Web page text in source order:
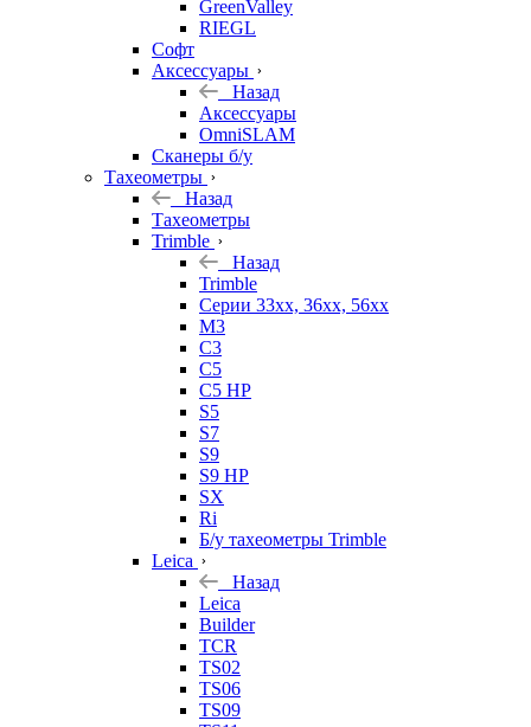
GreenValley
RIEGL
Софт
Аксессуары
Назад
Аксессуары
OmniSLAM
Сканеры б/у
Тахеометры
Назад
Тахеометры
Trimble
Назад
Trimble
Серии 33xx, 36xx, 56xx
M3
C3
C5
C5 HP
S5
S7
S9
S9 HP
SX
Ri
Б/у тахеометры Trimble
Leica
Назад
Leica
Builder
TCR
TS02
TS06
TS09